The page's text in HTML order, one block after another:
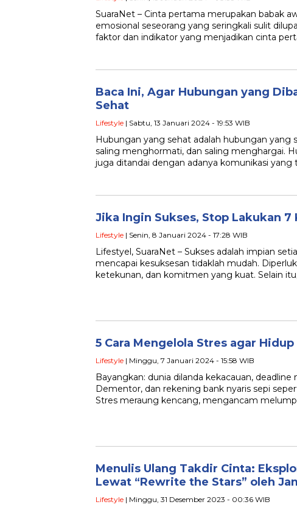
SuaraNet – Cinta pertama merupakan babak
emosional seseorang yang seringkali sulit
faktor dan indikator yang menjadikan cinta
Baca Ini, Agar Hubungan yang
Sehat
Lifestyle | Sabtu, 13 Januari 2024 - 19:53 WIB
Hubungan yang sehat adalah hubungan yang
saling menghormati, dan saling menghargai.
juga ditandai dengan adanya komunikasi yang
Jika Ingin Sukses, Stop Lakukan 7
Lifestyle | Senin, 8 Januari 2024 - 17:28 WIB
Lifestyel, SuaraNet – Sukses adalah impian
mencapai kesuksesan tidaklah mudah.
ketekunan, dan komitmen yang kuat. Selain
5 Cara Mengelola Stres agar
Lifestyle | Minggu, 7 Januari 2024 - 15:58 WIB
Bayangkan: dunia dilanda kekacauan, deadline
Dementor, dan rekening bank nyaris sepi
Stres meraung kencang, mengancam
Menulis Ulang Takdir Cinta:
Lewat “Rewrite the Stars” oleh
Lifestyle | Minggu, 31 Desember 2023 - 00:36 WIB